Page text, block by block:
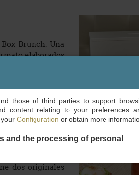
Brunch. Una
elaborados
vanguardia en
por huevos
de toro, mini
helado. Agua,
dos originales
those of third parties to support
content relating to your preferences
Configuration or obtain more
and the processing of personal